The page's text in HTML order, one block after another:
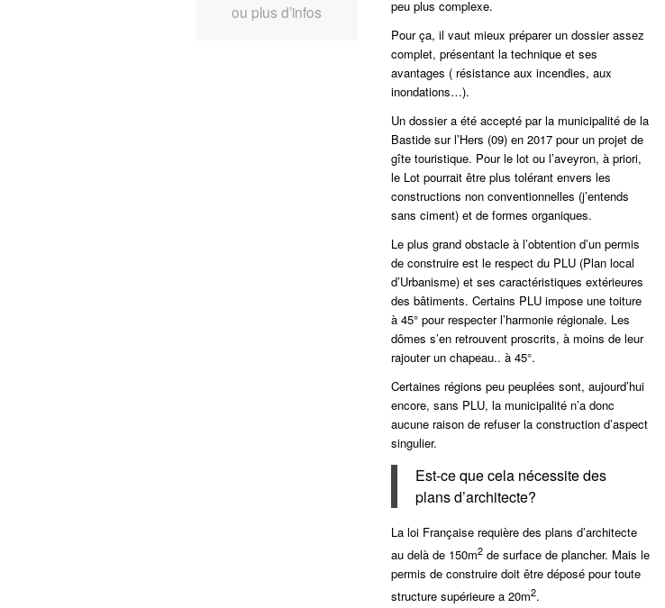
ou plus d’infos
peu plus complexe.
Pour ça, il vaut mieux préparer un dossier assez
complet, présentant la technique et ses
avantages ( résistance aux incendies, aux
inondations…).
Un dossier a été accepté par la municipalité de la
Bastide sur l’Hers (09) en 2017 pour un projet de
gîte touristique. Pour le lot ou l’aveyron, à priori,
le Lot pourrait être plus tolérant envers les
constructions non conventionnelles (j’entends
sans ciment) et de formes organiques.
Le plus grand obstacle à l’obtention d’un permis
de construire est le respect du PLU (Plan local
d’Urbanisme) et ses caractéristiques extérieures
des bâtiments. Certains PLU impose une toiture
à 45° pour respecter l’harmonie régionale. Les
dômes s’en retrouvent proscrits, à moins de leur
rajouter un chapeau.. à 45°.
Certaines régions peu peuplées sont, aujourd’hui
encore, sans PLU, la municipalité n’a donc
aucune raison de refuser la construction d’aspect
singulier.
Est-ce que cela nécessite des
plans d’architecte?
La loi Française requière des plans d’architecte
au delà de 150m2 de surface de plancher. Mais le
permis de construire doit être déposé pour toute
structure supérieure a 20m2.